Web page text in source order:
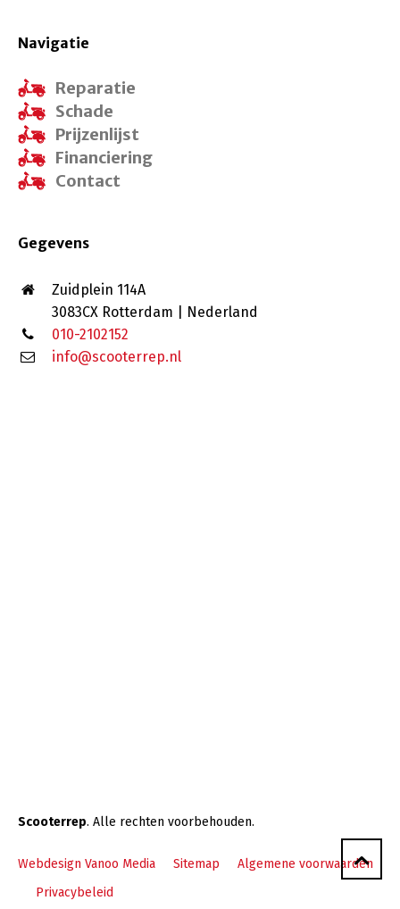
Navigatie
Reparatie
Schade
Prijzenlijst
Financiering
Contact
Gegevens
Zuidplein 114A
3083CX Rotterdam | Nederland
010-2102152
info@scooterrep.nl
Scooterrep. Alle rechten voorbehouden.
Webdesign Vanoo Media Sitemap
Algemene voorwaarden
Privacybeleid